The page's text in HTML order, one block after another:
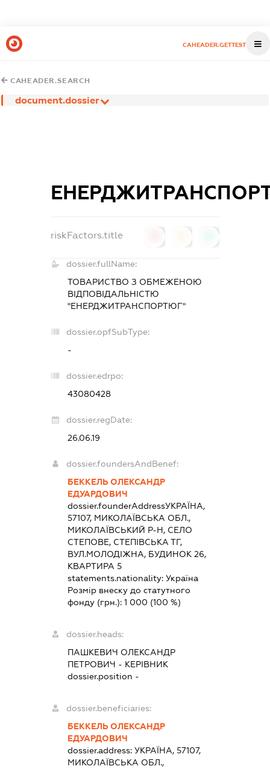
CAHEADER.GETTEST
CAHEADER.SEARCH
document.dossier
riskFactors.title
dossier.fullName:
ТОВАРИСТВО З ОБМЕЖЕНОЮ
ВІДПОВІДАЛЬНІСТЮ
"ЕНЕРДЖИТРАНСПОРТЮГ"
dossier.opfSubType:
-
dossier.edrpo:
43080428
dossier.regDate:
26.06.19
dossier.foundersAndBenef:
БЕККЕЛЬ ОЛЕКСАНДР
ЕДУАРДОВИЧ
dossier.founderAddressУКРАЇНА,
57107, МИКОЛАЇВСЬКА ОБЛ.,
МИКОЛАЇВСЬКИЙ Р-Н, СЕЛО
СТЕПОВЕ, СТЕПІВСЬКА ТГ,
ВУЛ.МОЛОДІЖНА, БУДИНОК 26,
КВАРТИРА 5
statements.nationality:Україна
Розмір внеску до статутного
фонду (грн.):1 000 (100 %)
dossier.heads:
ПАШКЕВИЧ ОЛЕКСАНДР
ПЕТРОВИЧ - КЕРІВНИК
dossier.position -
dossier.beneficiaries:
БЕККЕЛЬ ОЛЕКСАНДР
ЕДУАРДОВИЧ
dossier.address:УКРАЇНА, 57107,
МИКОЛАЇВСЬКА ОБЛ.,